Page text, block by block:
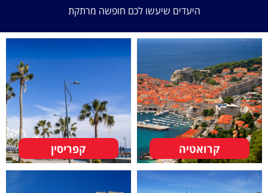
היעדים שיעשו לכם חופשה מרתקת
קרואטיה קפריסין